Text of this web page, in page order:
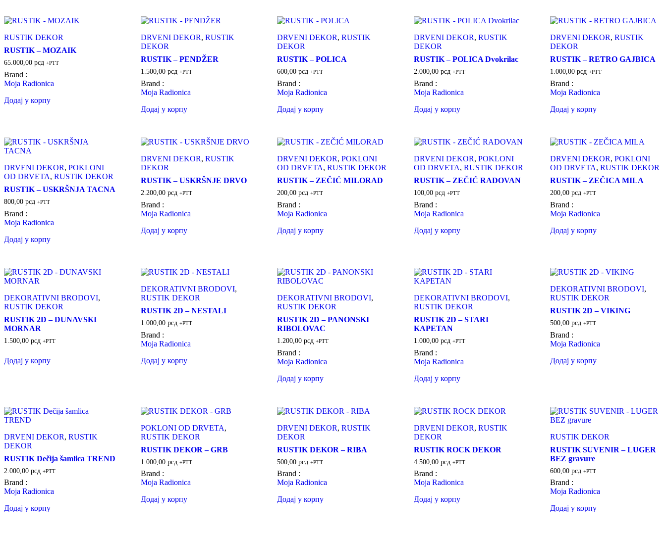
RUSTIK DEKOR
RUSTIK – MOZAIK
65.000,00 рсд +PTT
Brand :
Moja Radionica
Додај у корпу
DRVENI DEKOR, RUSTIK
DEKOR
RUSTIK – PENDŽER
1.500,00 рсд +PTT
Brand :
Moja Radionica
Додај у корпу
DRVENI DEKOR,RUSTIK
DEKOR
RUSTIK – POLICA
600,00рсд +PTT
Brand :
Moja Radionica
Додај у корпу
DRVENI DEKOR, RUSTIK
DEKOR
RUSTIK – POLICA Dvokrilac
2.000,00 рсд +PTT
Brand :
Moja Radionica
Додај у корпу
DRVENI DEKOR,RUSTIK
DEKOR
RUSTIK – RETRO GAJBICA
1.000,00рсд +PTT
Brand :
Moja Radionica
Додај у корпу
DRVENI DEKOR, POKLONI
OD DRVETA, RUSTIK DEKOR
RUSTIK – USKRŠNJA TACNA
800,00 рсд +PTT
Brand :
Moja Radionica
Додај у корпу
DRVENI DEKOR, RUSTIK
DEKOR
RUSTIK – USKRŠNJE DRVO
2.200,00 рсд +PTT
Brand :
Moja Radionica
Додај у корпу
DRVENI DEKOR,POKLONI
OD DRVETA,RUSTIK DEKOR
RUSTIK – ZEČIĆ MILORAD
200,00рсд +PTT
Brand :
Moja Radionica
Додај у корпу
DRVENI DEKOR, POKLONI
OD DRVETA, RUSTIK DEKOR
RUSTIK – ZEČIĆ RADOVAN
100,00 рсд +PTT
Brand :
Moja Radionica
Додај у корпу
DRVENI DEKOR,POKLONI
OD DRVETA,RUSTIK DEKOR
RUSTIK – ZEČICA MILA
200,00рсд +PTT
Brand :
Moja Radionica
Додај у корпу
DEKORATIVNI BRODOVI,
RUSTIK DEKOR
RUSTIK 2D – DUNAVSKI
MORNAR
1.500,00 рсд +PTT
Додај у корпу
DEKORATIVNI BRODOVI,
RUSTIK DEKOR
RUSTIK 2D – NESTALI
1.000,00 рсд +PTT
Brand :
Moja Radionica
Додај у корпу
DEKORATIVNI BRODOVI,
RUSTIK DEKOR
RUSTIK 2D – PANONSKI
RIBOLOVAC
1.200,00рсд +PTT
Brand :
Moja Radionica
Додај у корпу
DEKORATIVNI BRODOVI,
RUSTIK DEKOR
RUSTIK 2D – STARI
KAPETAN
1.000,00 рсд +PTT
Brand :
Moja Radionica
Додај у корпу
DEKORATIVNI BRODOVI,
RUSTIK DEKOR
RUSTIK 2D – VIKING
500,00рсд +PTT
Brand :
Moja Radionica
Додај у корпу
DRVENI DEKOR, RUSTIK
DEKOR
RUSTIK Dečija šamlica TREND
2.000,00 рсд +PTT
Brand :
Moja Radionica
Додај у корпу
POKLONI OD DRVETA,
RUSTIK DEKOR
RUSTIK DEKOR – GRB
1.000,00 рсд +PTT
Brand :
Moja Radionica
Додај у корпу
DRVENI DEKOR,RUSTIK
DEKOR
RUSTIK DEKOR – RIBA
500,00рсд +PTT
Brand :
Moja Radionica
Додај у корпу
DRVENI DEKOR, RUSTIK
DEKOR
RUSTIK ROCK DEKOR
4.500,00 рсд +PTT
Brand :
Moja Radionica
Додај у корпу
RUSTIK DEKOR
RUSTIK SUVENIR – LUGER
BEZ gravure
600,00рсд +PTT
Brand :
Moja Radionica
Додај у корпу